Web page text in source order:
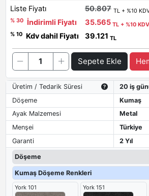
Liste Fiyatı 50.807 TL + %10
% 30
İndirimli Fiyatı 35.565 TL + %10 KDV
% 10
Kdv dahil Fiyatı 39.121 TL
Sepete Ekle
Üretim / Tedarik Süresi
20 iş
Döşeme
Kumaş
Ayak Malzemesi
Metal
Menşei
Türkiye
Garanti
2 Yıl
Döşeme
Kumaş Döşeme Renkleri
York 101 York 151